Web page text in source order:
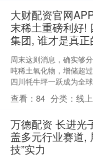
大财配资官网
末稀土重磅利好!
集团, 谁才是真正
周末这则消息，确实够
吨稀土氧化物，增储超
四川牦牛坪一跃成为全
稀土矿，仅次于咱们内
博。 很多朋友....
查看：84 分类：线
万德配资 长进光
盖多元行业赛道,
技”实力